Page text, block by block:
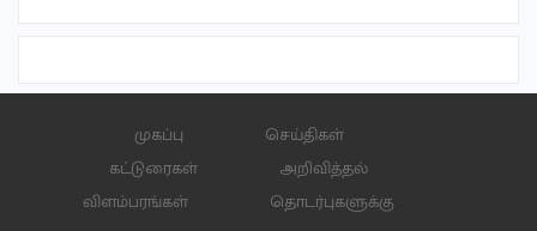
முகப்பு
செய்திகள்
கட்டுரைகள்
அறிவித்தல்
விளம்பரங்கள்
தொடர்புகளுக்கு